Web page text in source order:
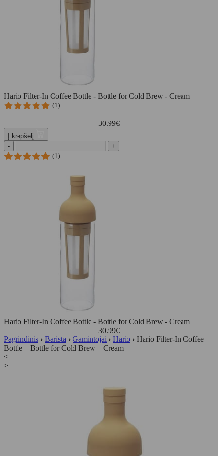
Hario Filter-In Coffee Bottle - Bottle for Cold Brew - Cream
(1)
30.99€
Į krepšelį
-
+
(1)
Hario Filter-In Coffee Bottle - Bottle for Cold Brew - Cream
30.99€
Pagrindinis › Barista › Gamintojai › Hario › Hario Filter-In Coffee
Bottle – Bottle for Cold Brew – Cream
<
>